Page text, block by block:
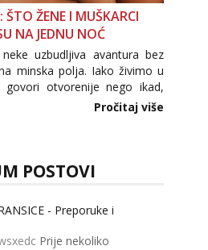
- Kod: #142
min
ŠTO ŽENE I MUŠKARCI
NA JEDNU NOĆ
uzbudljiva avantura bez
minska polja. Iako živimo u
otvorenije nego ikad,
izaziva burne rasprave. Što
Pročitaj više
POSTOVI
- Preporuke i
Prije nekoliko